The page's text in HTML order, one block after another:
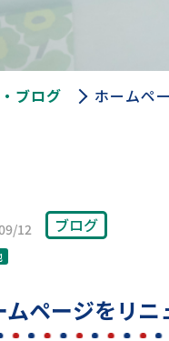
ブログ ホームペ
12 ブログ
ムページをリニ